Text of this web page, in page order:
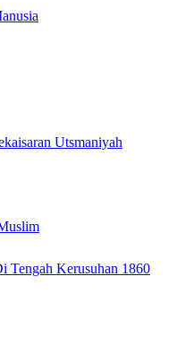
Utsmaniyah
Tengah Kerusuhan 1860